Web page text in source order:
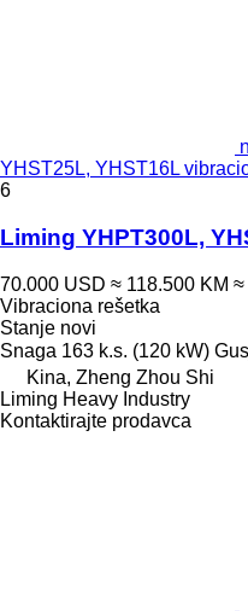
YHST25L, YHST16L
6
Liming YHPT300L,
70.000 USD ≈ 118.500 KM ≈
Vibraciona rešetka
Stanje novi
Snaga 163 k.s. (120 kW)
Kina, Zheng Zhou Shi
Liming Heavy Industry
Kontaktirajte prodavca